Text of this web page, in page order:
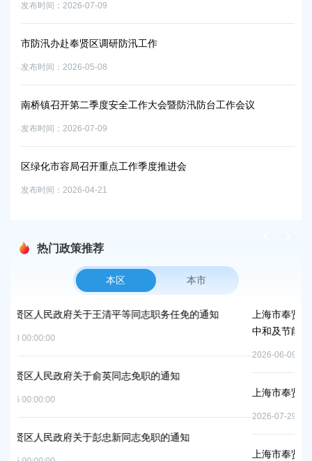
发布时间：2026-07-09
市防汛办赴奉贤区调研防汛工作
发布时间：2026-05-08
南桥镇召开第二季度安全工作大会暨防汛防台工作会议
发布时间：2026-07-09
区绿化市容局召开重点工作季度推进会
发布时间：2026-04-21
热门政策推荐
本区 本市
免的通知
上海市奉贤区人民政府办公室关于印发《奉贤区2026
2026-06-09 00:00:00
上海市奉贤区人民政府关于公布奉贤区区级文物保护
2026-07-29 00:00:00
上海市奉贤区人民政府关于同意庄行镇冷江雨巷城中